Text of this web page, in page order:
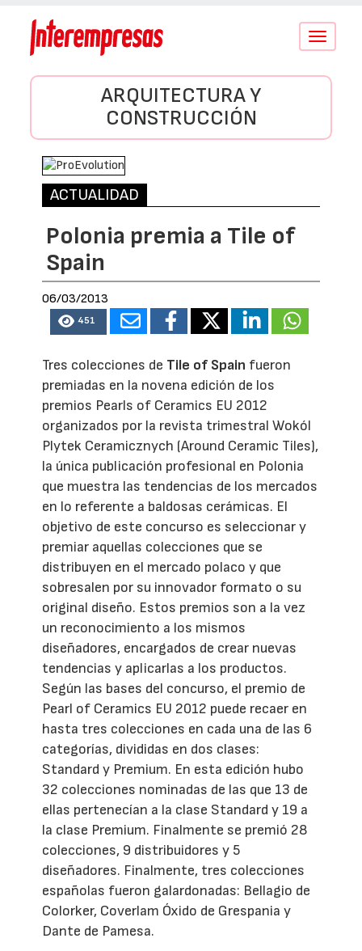
Conmutar
ARQUITECTURA Y
CONSTRUCCIÓN
ACTUALIDAD
Polonia premia a Tile of
Spain
06/03/2013
451
Tres colecciones de Tile of Spain fueron
premiadas en la novena edición de los
premios Pearls of Ceramics EU 2012
organizados por la revista trimestral Wokól
Plytek Ceramicznych (Around Ceramic Tiles),
la única publicación profesional en Polonia
que muestra las tendencias de los mercados
en lo referente a baldosas cerámicas. El
objetivo de este concurso es seleccionar y
premiar aquellas colecciones que se
distribuyen en el mercado polaco y que
sobresalen por su innovador formato o su
original diseño. Estos premios son a la vez
un reconocimiento a los mismos
diseñadores, encargados de crear nuevas
tendencias y aplicarlas a los productos.
Según las bases del concurso, el premio de
Pearl of Ceramics EU 2012 puede recaer en
hasta tres colecciones en cada una de las 6
categorías, divididas en dos clases:
Standard y Premium. En esta edición hubo
32 colecciones nominadas de las que 13 de
ellas pertenecían a la clase Standard y 19 a
la clase Premium. Finalmente se premió 28
colecciones, 9 distribuidores y 5
diseñadores. Finalmente, tres colecciones
españolas fueron galardonadas: Bellagio de
Colorker, Coverlam Óxido de Grespania y
Dante de Pamesa.